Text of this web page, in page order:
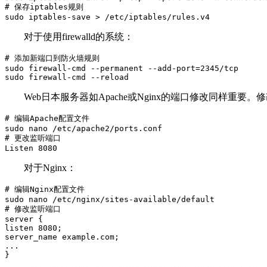
# 保存iptables规则
sudo iptables-save > /etc/iptables/rules.v4
对于使用firewalld的系统：
# 添加新端口到防火墙规则
sudo firewall-cmd --permanent --add-port=2345/tcp
sudo firewall-cmd --reload
Web日本服务器如Apache或Nginx的端口修改同样重要。修
# 编辑Apache配置文件
sudo nano /etc/apache2/ports.conf
# 更改监听端口
Listen 8080
对于Nginx ：
# 编辑Nginx配置文件
sudo nano /etc/nginx/sites-available/default
# 修改监听端口
server {
listen 8080;
server_name example.com;
...
}